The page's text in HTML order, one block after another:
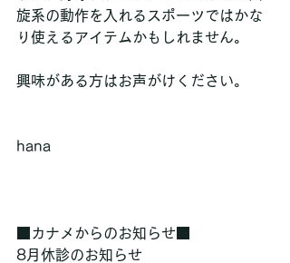
旋系の動作を入れるスポーツではかな
り使えるアイテムかもしれません。
興味がある方はお声がけください。
hana
■カナメからのお知らせ■
8月休診のお知らせ